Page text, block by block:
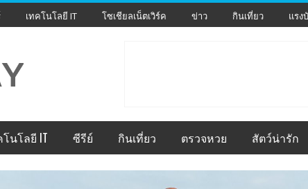
เทคโนโลยี IT โซเชียลเน็ตเวิร์ค ข่าว กินเที่ยว แรง
โนโลยี IT ซีรีย์ กินเที่ยว ตรวจหวย สัตว์น่ารัก